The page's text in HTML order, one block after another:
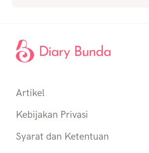
Artikel
Kebijakan Privasi
Syarat dan Ketentuan